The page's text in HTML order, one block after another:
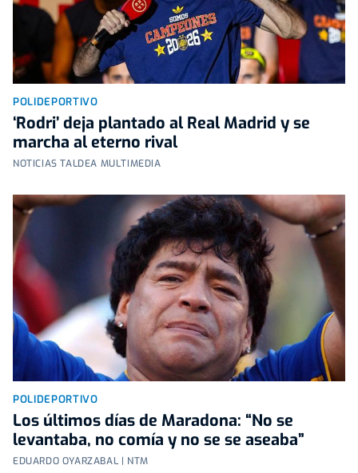
POLIDEPORTIVO
‘Rodri’ deja plantado al Real Madrid y se
marcha al eterno rival
NOTICIAS TALDEA MULTIMEDIA
POLIDEPORTIVO
Los últimos días de Maradona: “No se
levantaba, no comía y no se se aseaba”
EDUARDO OYARZABAL | NTM